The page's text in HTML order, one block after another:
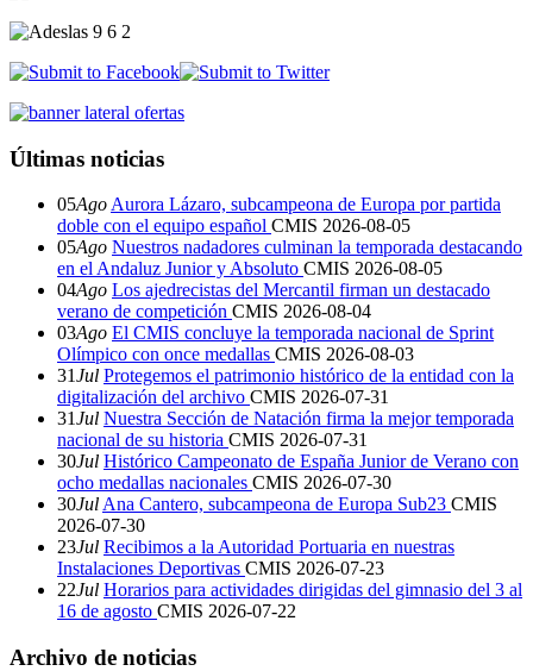
Últimas noticias
05Ago Aurora Lázaro, subcampeona de Europa por partida
doble con el equipo español CMIS 2026-08-05
05Ago Nuestros nadadores culminan la temporada destacando
en el Andaluz Junior y Absoluto CMIS 2026-08-05
04Ago Los ajedrecistas del Mercantil firman un destacado
verano de competición CMIS 2026-08-04
03Ago El CMIS concluye la temporada nacional de Sprint
Olímpico con once medallas CMIS 2026-08-03
31Jul Protegemos el patrimonio histórico de la entidad con la
digitalización del archivo CMIS 2026-07-31
31Jul Nuestra Sección de Natación firma la mejor temporada
nacional de su historia CMIS 2026-07-31
30Jul Histórico Campeonato de España Junior de Verano con
ocho medallas nacionales CMIS 2026-07-30
30Jul Ana Cantero, subcampeona de Europa Sub23 CMIS
2026-07-30
23Jul Recibimos a la Autoridad Portuaria en nuestras
Instalaciones Deportivas CMIS 2026-07-23
22Jul Horarios para actividades dirigidas del gimnasio del 3 al
16 de agosto CMIS 2026-07-22
Archivo de noticias